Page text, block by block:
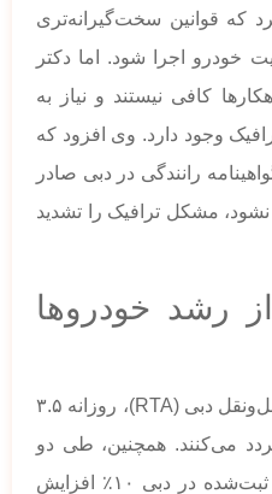
که قوانین سخت‌گیرانه‌تری
خودرو اجرا شود. اما دکتر
کافی نیستند و نیاز به
وجود دارد. وی افزود که
حال حاضر، روزانه ۴۰۰۰ گواهینامه رانندگی در دبی صادر
مشکل ترافیک را تشدید
از رشد خودروها
طبق گزارش اداره راه‌ها و حمل‌ونقل دبی (RTA)، روزانه ۳.۵
می‌کنند. همچنین، طی دو
سال گذشته تعداد خودروهای ثبت‌شده در دبی ۱۰٪ افزایش